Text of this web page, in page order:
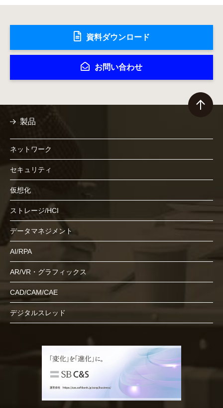
資料ダウンロード
お問い合わせ
製品
ネットワーク
セキュリティ
仮想化
ストレージ/HCI
データマネジメント
AI/RPA
AR/VR・グラフィックス
CAD/CAM/CAE
デジタルスレッド